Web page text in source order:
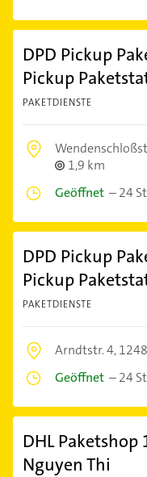
DPD Pickup
Pickup
PAKETDIENSTE
1,9 km
Geöffnet –24
DPD Pickup
Pickup
PAKETDIENSTE
Arndtstr. 4,
Geöffnet –24
DHL
Nguyen Thi